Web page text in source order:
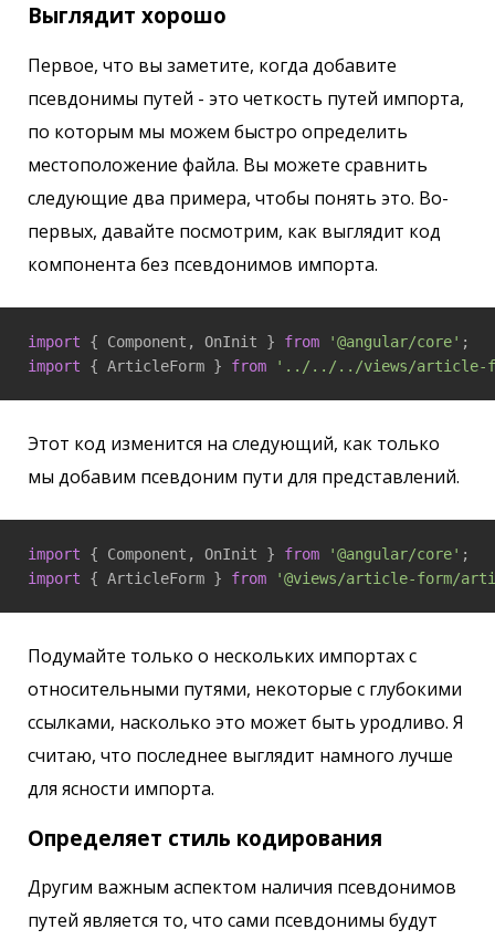
Выглядит хорошо
Первое, что вы заметите, когда добавите
псевдонимы путей - это четкость путей импорта,
по которым мы можем быстро определить
местоположение файла. Вы можете сравнить
следующие два примера, чтобы понять это. Во-
первых, давайте посмотрим, как выглядит код
компонента без псевдонимов импорта.
import { Component, OnInit } from '@angular/core'
import { ArticleForm } from '../../../views/article-
Этот код изменится на следующий, как только
мы добавим псевдоним пути для представлений.
import { Component, OnInit } from '@angular/core'
import { ArticleForm } from '@views/article-form/
Подумайте только о нескольких импортах с
относительными путями, некоторые с глубокими
ссылками, насколько это может быть уродливо. Я
считаю, что последнее выглядит намного лучше
для ясности импорта.
Определяет стиль кодирования
Другим важным аспектом наличия псевдонимов
путей является то, что сами псевдонимы будут